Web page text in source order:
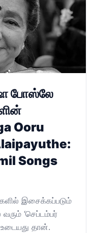
போஸ்லே
Ooru
Songs
இசைக்கப்படும்
வரும் ‘செப்டம்பர்
தான்.